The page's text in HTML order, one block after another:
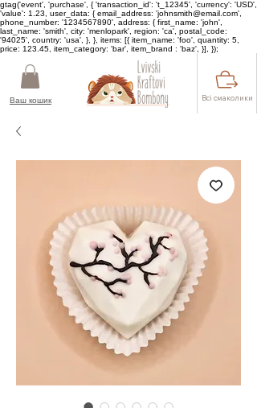
gtag('event', 'purchase', { 'transaction_id': 't_12345', 'currency': 'USD',
'value': 1.23, user_data: { email_address: 'johnsmith@email.com',
phone_number: '1234567890', address: { first_name: 'john',
last_name: 'smith', city: 'menlopark', region: 'ca', postal_code:
'94025', country: 'usa', }, }, items: [{ item_name: 'foo', quantity: 5,
price: 123.45, item_category: 'bar', item_brand : 'baz', }], });
Ваш кошик Всі смаколики